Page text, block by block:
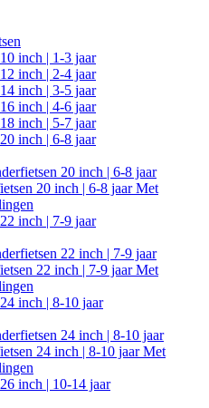
inch | 1-3 jaar
inch | 2-4 jaar
inch | 3-5 jaar
inch | 4-6 jaar
inch | 5-7 jaar
inch | 6-8 jaar
20 inch | 6-8 jaar
20 inch | 6-8 jaar Met
inch | 7-9 jaar
22 inch | 7-9 jaar
22 inch | 7-9 jaar Met
inch | 8-10 jaar
24 inch | 8-10 jaar
24 inch | 8-10 jaar Met
inch | 10-14 jaar